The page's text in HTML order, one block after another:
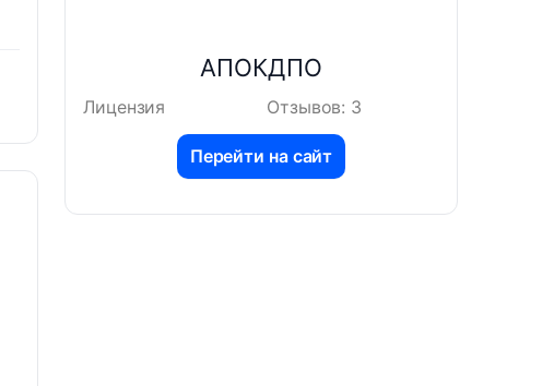
АПОКДПО
Лицензия Отзывов: 3
Перейти на сайт